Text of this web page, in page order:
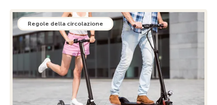
Regole della circolazione